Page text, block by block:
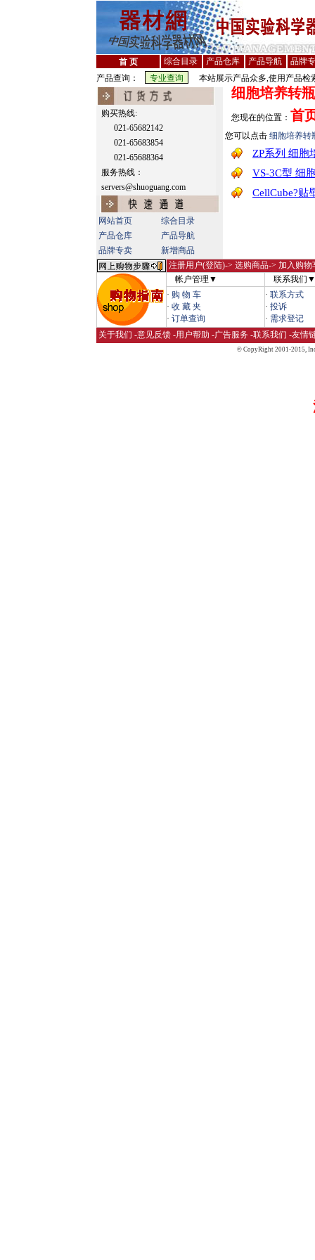
首 页 综合目录 产品仓库 产品导航
品牌
产品查询：
本站展示产品众多,使用产品检
购买热线:
021-65682142
021-65683854
021-65688364
服务热线：
servers@shuoguang.com
网站首页
综合目录
产品仓库
产品导航
品牌专卖
新增商品
细胞培养转
您现在的位置： 首
您可以点击 细胞培养转
ZP系列 细胞
VS-3C型 细
CellCube?贴
注册用户(登陆)-> 选购商品-> 加入购
帐户管理▼
联系我们▼
· 购 物 车
· 收 藏 夹
· 订单查询
· 联系方式
· 投诉
· 需求登记
关于我们 -意见反馈 -用户帮助 -广告服务 -联系我们 -友情
© CopyRight 2001-2015,